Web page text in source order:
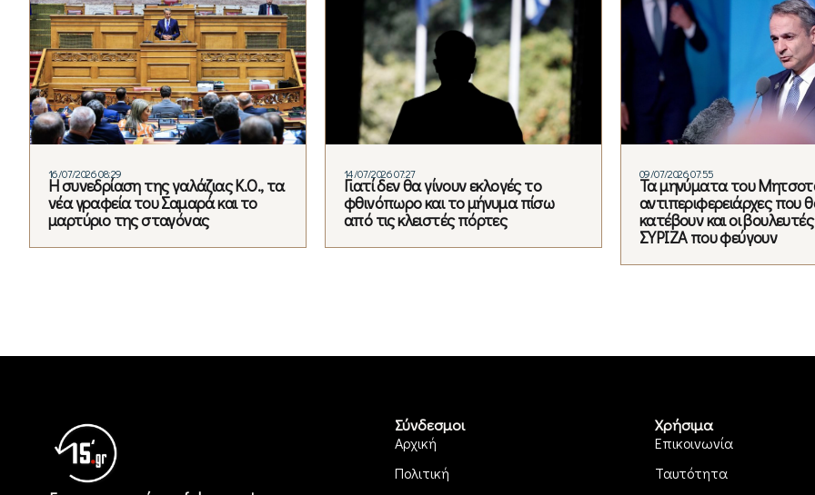
16/07/2026 08:29
Η συνεδρίαση της γαλάζιας Κ.Ο., τα
νέα γραφεία του Σαμαρά και το
μαρτύριο της σταγόνας
14/07/2026 07:27
Γιατί δεν θα γίνουν εκλογές το
φθινόπωρο και το μήνυμα πίσω
από τις κλειστές πόρτες
09/07/2026 07:55
Τα μηνύματα του
αντιπεριφερειάρχες που
κατέβουν και οι
ΣΥΡΙΖΑ που φεύγουν
Σύνδεσμοι
Αρχική
Πολιτική
Χρήσιμα
Επικοινωνία
Ταυτότητα